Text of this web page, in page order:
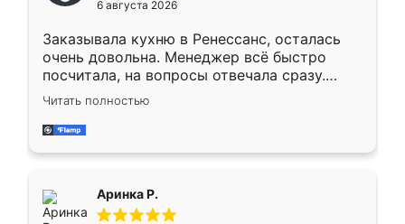
мебели буду заказывать только здесь.
6 августа 2026
Заказывала кухню в Ренессанс, осталась
очень довольна. Менеджер всё быстро
посчитала, на вопросы отвечала сразу.
Замерщик приехал в субботу, подошёл к
делу со всей ответственностью. Собрали
за день, ребята работали аккуратно, даже
Читать полностью
Аринка Р.